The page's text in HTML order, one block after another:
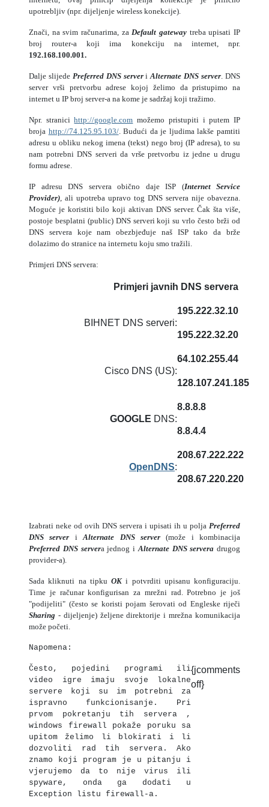
upotrebljiv (npr. dijeljenje wireless konekcije).
Znači, na svim računarima, zaDefault gateway treba upisati IP
broj router-a koji ima konekciju na internet, npr.
192.168.100.001.
Dalje slijede Preferred DNS serveriAlternate DNS server. DNS
server vrši pretvorbu adrese kojoj želimo da pristupimo na
internet u IP broj server-a na kome je sadržaj koji tražimo.
Npr. stranicihttp://google.com možemo pristupiti i putem IP
broja http://74.125.95.103/. Budući da je ljudima lakše pamtiti
adresu u obliku nekog imena (tekst) nego broj (IP adresa), to su
nam potrebni DNS serveri da vrše pretvorbu iz jedne u drugu
formu adrese.
IP adresu DNS servera obično daje ISP (Internet Service
Provider), ali upotreba upravo tog DNS servera nije obavezna.
Moguće je koristiti bilo koji aktivan DNS server. Čak šta više,
postoje besplatni (public) DNS serveri koji su vrlo često brži od
DNS servera koje nam obezbjeđuje naš ISP tako da brže
dolazimo do stranice na internetu koju smo tražili.
Primjeri DNS servera:
Primjeri javnih DNS servera
BIHNET DNS serveri:
195.222.32.10
195.222.32.20
Cisco DNS (US):
64.102.255.44
128.107.241.185
GOOGLE DNS:
8.8.8.8
8.8.4.4
OpenDNS:
208.67.222.222
208.67.220.220
Izabrati neke od ovih DNS servera i upisati ih u polja Preferred
DNS server iAlternate DNS server(može i kombinacija
Preferred DNS servera jednog iAlternate DNS servera drugog
provider-a).
Sada kliknuti na tipku OKi potvrditi upisanu konfiguraciju.
Time je računar konfigurisan za mrežni rad. Potrebno je još
"podijeliti" (često se koristi pojam šerovati od Engleske riječi
Sharing - dijeljenje) željene direktorije i mrežna komunikacija
može početi.
Napomena:
Često, pojedini programi ili
video igre imaju svoje lokalne
servere koji su im potrebni za
ispravno funkcionisanje. Pri
prvom pokretanju tih servera ,
windows firewall pokaže poruku sa
upitom želimo li blokirati i li
dozvoliti rad tih servera. Ako
znamo koji program je u pitanju i
vjerujemo da to nije virus ili
spyware, onda ga dodati u
Exception listu firewall-a.
{jcomments
off}